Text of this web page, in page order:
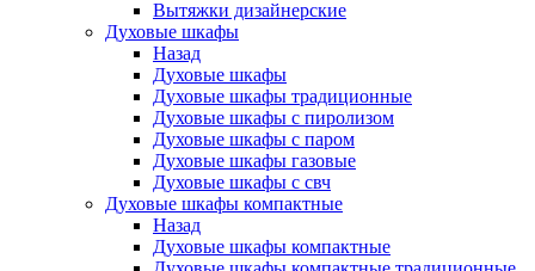
Вытяжки дизайнерские
Духовые шкафы
Назад
Духовые шкафы
Духовые шкафы традиционные
Духовые шкафы с пиролизом
Духовые шкафы с паром
Духовые шкафы газовые
Духовые шкафы с свч
Духовые шкафы компактные
Назад
Духовые шкафы компактные